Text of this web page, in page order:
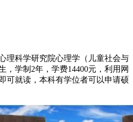
理科学研究院心理学（儿童社会与
，学制2年，学费14400元，利用网
可就读，本科有学位者可以申请硕